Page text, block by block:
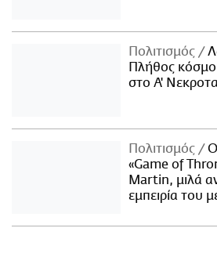
Πολιτισμός
Πλήθος
στο Α'
Πολιτισμός
Ο
«Game of
Martin, μιλά
εμπειρία του